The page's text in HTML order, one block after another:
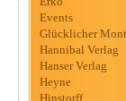
Events
Glücklicher
Hannibal Verlag
Hanser Verlag
Heyne
Hinstorff